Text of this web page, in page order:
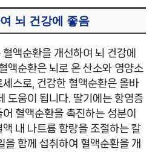
뇌 건강에 좋음
액순환을 개선하여 뇌 건강에
액순환은 뇌로 온 산소와 영양소
스로, 건강한 혈액순환은 올바
도움이 됩니다. 딸기에는 항염증
혈액순환을 촉진하는 성분이
내 나트륨 함량을 조절하는 칼
을 함께 섭취하여 혈액순환을 개